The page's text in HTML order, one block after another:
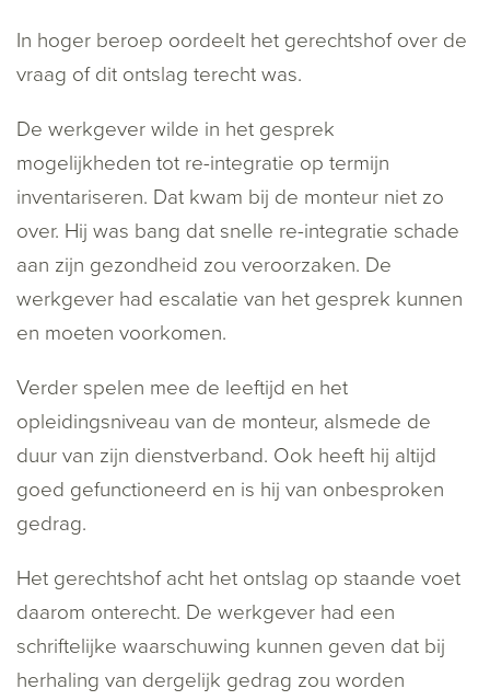
In hoger beroep oordeelt het gerechtshof over de
vraag of dit ontslag terecht was.
De werkgever wilde in het gesprek
mogelijkheden tot re-integratie op termijn
inventariseren. Dat kwam bij de monteur niet zo
over. Hij was bang dat snelle re-integratie schade
aan zijn gezondheid zou veroorzaken. De
werkgever had escalatie van het gesprek kunnen
en moeten voorkomen.
Verder spelen mee de leeftijd en het
opleidingsniveau van de monteur, alsmede de
duur van zijn dienstverband. Ook heeft hij altijd
goed gefunctioneerd en is hij van onbesproken
gedrag.
Het gerechtshof acht het ontslag op staande voet
daarom onterecht. De werkgever had een
schriftelijke waarschuwing kunnen geven dat bij
herhaling van dergelijk gedrag zou worden